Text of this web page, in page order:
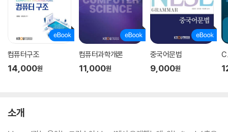
컴퓨터구조
14,000원
컴퓨터과학개론
11,000원
중국어문법
9,000원
C
소개